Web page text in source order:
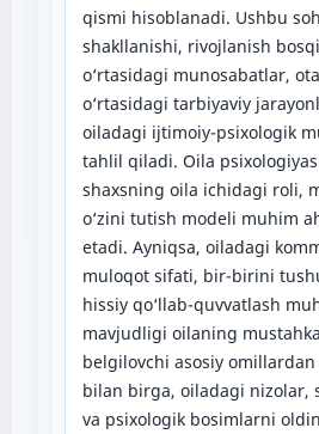
qismi hisoblanadi. Ushbu
shakllanishi, rivojlanish
o‘rtasidagi munosabatlar,
o‘rtasidagi tarbiyaviy
oiladagi ijtimoiy-psixologik
tahlil qiladi. Oila
shaxsning oila ichidagi roli,
o‘zini tutish modeli muhim
etadi. Ayniqsa, oiladagi
muloqot sifati, bir-birini
hissiy qo‘llab-quvvatlash
mavjudligi oilaning
belgilovchi asosiy
bilan birga, oiladagi nizolar,
va psixologik bosimlarni